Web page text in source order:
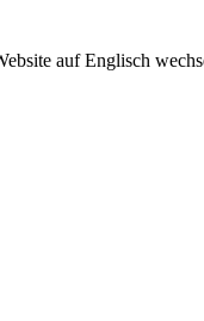
auf Englisch